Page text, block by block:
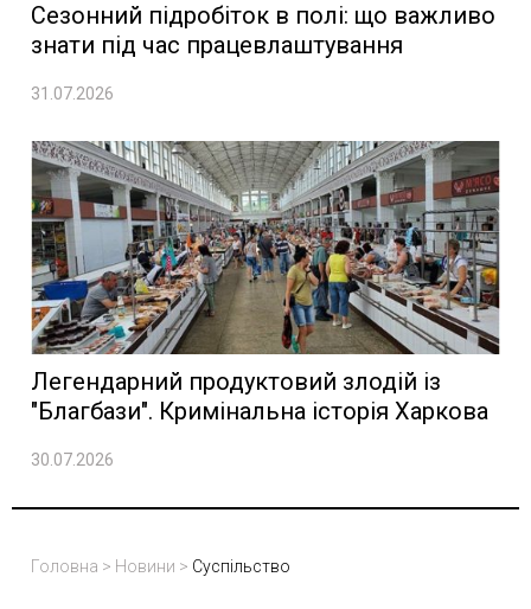
Сезонний підробіток в полі: що важливо
знати під час працевлаштування
31.07.2026
Легендарний продуктовий злодій із
"Благбази". Кримінальна історія Харкова
30.07.2026
Головна > Новини > Суспільство